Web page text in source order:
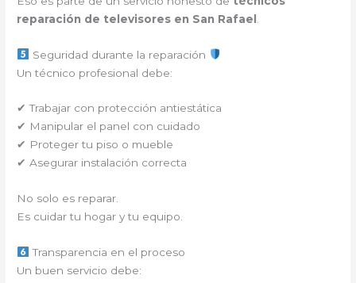
reparación de televisores en San Rafael
Seguridad durante la reparación
Un técnico profesional debe:
✔ Trabajar con protección antiestática
✔ Manipular el panel con cuidado
✔ Proteger tu piso o mueble
✔ Asegurar instalación correcta
No solo es reparar.
Es cuidar tu hogar y tu equipo.
Transparencia en el proceso
Un buen servicio debe: